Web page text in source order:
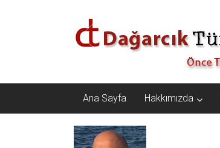
Dağarcık
Türkiye
Türkiye
Cumhuriyeti…
Ana Sayfa Hakkımızda